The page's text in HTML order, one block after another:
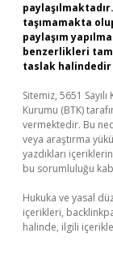
taşımamakta
paylaşım
benzerlikleri
taslak halindedir
Sitemiz, 5651
Kurumu (BTK)
vermektedir. Bu
veya araştırma
yazdıkları
bu sorumluluğu
Hukuka ve yasal
içerikleri,
halinde, ilgili